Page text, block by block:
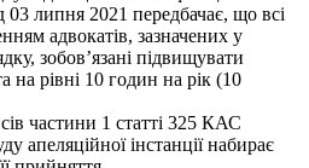
03 липня 2021 передбачає, що всі
адвокатів, зазначених у
зобов’язані підвищувати
на рівні 10 годин на рік (10
частини 1 статті 325 КАС
апеляційної інстанції набирає